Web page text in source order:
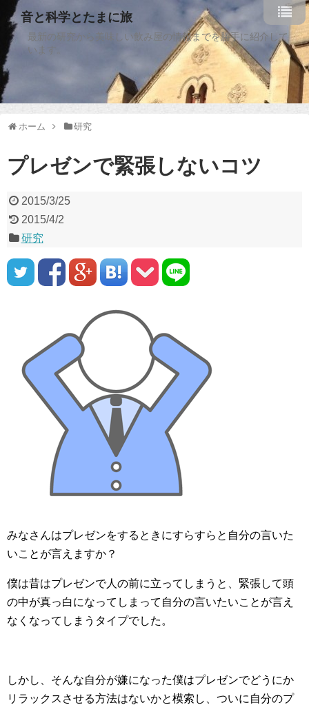
音と科学とたまに旅
最新の研究から美味しい飲み屋の情報までを勝手に紹介して
います。
ホーム 研究
プレゼンで緊張しないコツ
2015/3/25
2015/4/2
研究
みなさんはプレゼンをするときにすらすらと自分の言いた
いことが言えますか？
僕は昔はプレゼンで人の前に立ってしまうと、緊張して頭
の中が真っ白になってしまって自分の言いたいことが言え
なくなってしまうタイプでした。
しかし、そんな自分が嫌になった僕はプレゼンでどうにか
リラックスさせる方法はないかと模索し、ついに自分のプ